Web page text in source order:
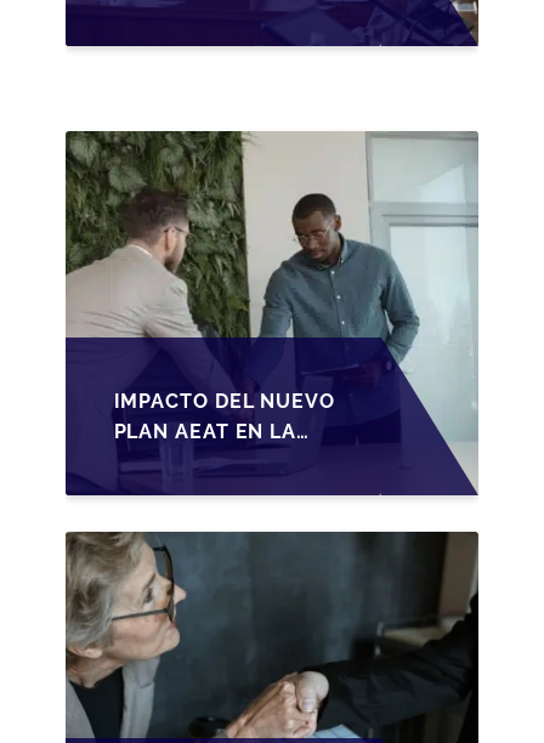
LA TRANSMISIÓN DE
PYMES EN ESPAÑA
IMPACTO DEL NUEVO
PLAN AEAT EN LA
TRANSMISIÓN DE
PYMES ESPAÑOLAS